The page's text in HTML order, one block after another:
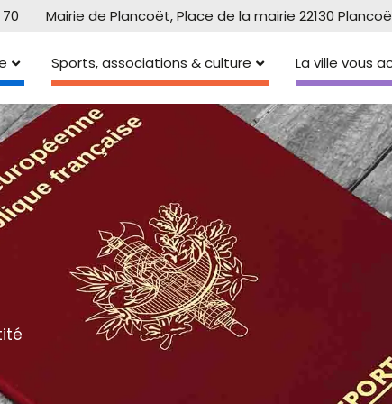
Mairie de Plancoët, Place de la mairie 22130
Sports, associations & culture La ville vous